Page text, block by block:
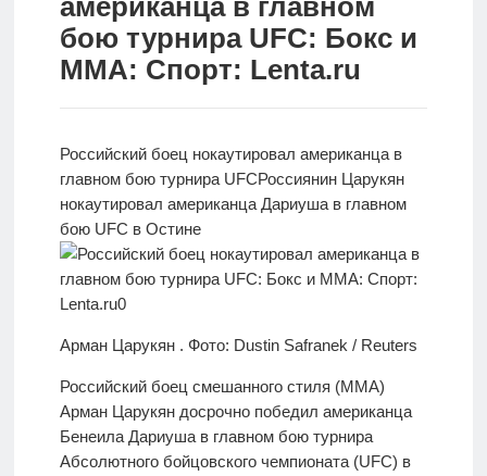
Контакты
Новости
Родителям
О
Версия для
слабовидящих
американца в главном
бою турнира UFC: Бокс и
ММА: Спорт: Lenta.ru
Российский боец нокаутировал американца в
главном бою турнира UFCРоссиянин Царукян
нокаутировал американца Дариуша в главном
бою UFC в Остине
Арман Царукян . Фото: Dustin Safranek / Reuters
Российский боец смешанного стиля (ММА)
Арман Царукян досрочно победил американца
Бенеила Дариуша в главном бою турнира
Абсолютного бойцовского чемпионата (UFC) в